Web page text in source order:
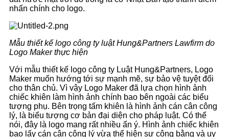
nhấn chính cho logo.
Mẫu thiết kế logo công ty luật Hung&Partners Lawfirm do
Logo Maker thực hiện
Với mẫu thiết kế logo công ty Luật Hung&Partners, Logo
Maker muốn hướng tới sự mạnh mẽ, sự bảo vệ tuyệt đối
cho thân chủ. Vì vậy Logo Maker đã lựa chọn hình ảnh
chiếc khiên làm hình ảnh chính bao bên ngoài các biểu
tượng phụ. Bên trọng tấm khiên là hình ảnh cán cân công
lý, là biểu tượng cơ bản đại diện cho pháp luật. Có thể
nói, đây là logo mang rất nhiều ẩn ý. Hình ảnh chiếc khiên
bao lấy cán cân công lý vừa thể hiện sự công bằng và uy